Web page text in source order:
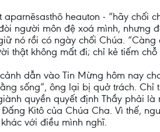
aparnēsasthō heauton - “hãy chối
người môn đệ xoá mình, nhưng
nó rồi có ngày chối Chúa.
thật không mất đi; chỉ kẻ tiếm
dẫn vào Tin Mừng hôm nay
sống”, ông lại bị quở trách.
quyền quyết định Thầy phải
Kitô của Chúa Cha. Vì thế,
với điều mình nghĩ.